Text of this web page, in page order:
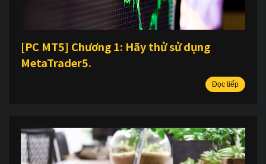
[PC MT5] Chương 1: Hãy thử sử dụng
MetaTrader5.
Đọc tiếp